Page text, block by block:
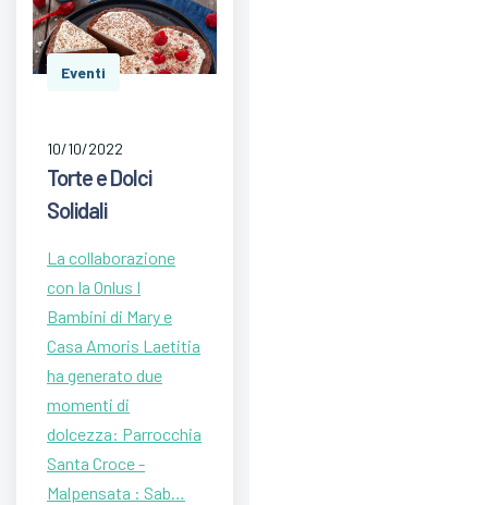
Eventi
10/10/2022
Torte e Dolci
Solidali
La collaborazione
con Ia Onlus I
Bambini di Mary e
Casa Amoris Laetitia
ha generato due
momenti di
dolcezza: Parrocchia
Santa Croce -
Malpensata : Sab…